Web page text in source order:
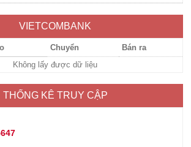
VIETCOMBANK
Chuyển
Bán ra
Không lấy được dữ liệu
THỐNG KÊ TRUY CẬP